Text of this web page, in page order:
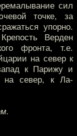
сил
точке, за
упорно.
Верден
фронта, т.е.
на север к
к Парижу и
на север, к Ла-